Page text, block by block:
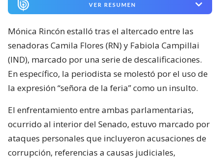
VER RESUMEN
Mónica Rincón estalló tras el altercado entre las
senadoras Camila Flores (RN) y Fabiola Campillai
(IND), marcado por una serie de descalificaciones.
En específico, la periodista se molestó por el uso de
la expresión “señora de la feria” como un insulto.
El enfrentamiento entre ambas parlamentarias,
ocurrido al interior del Senado, estuvo marcado por
ataques personales que incluyeron acusaciones de
corrupción, referencias a causas judiciales,